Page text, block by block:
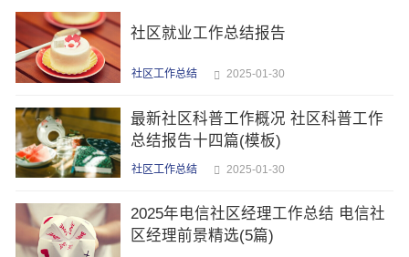
社区就业工作总结报告
社区工作总结 2025-01-30
最新社区科普工作概况 社区科普工作
总结报告十四篇(模板)
社区工作总结 2025-01-30
2025年电信社区经理工作总结 电信社
区经理前景精选(5篇)